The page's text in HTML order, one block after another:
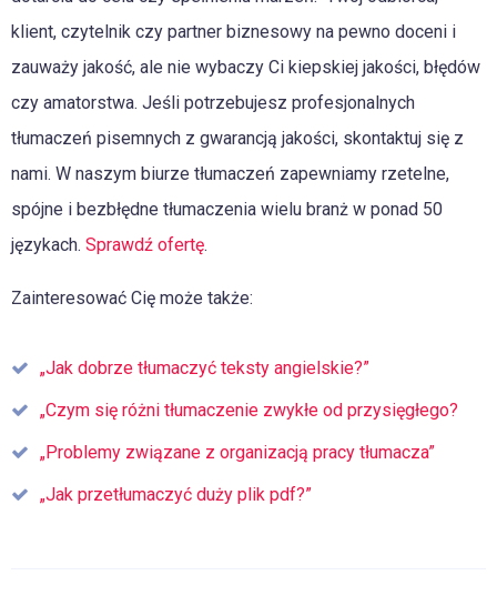
klient, czytelnik czy partner biznesowy na pewno doceni i
zauważy jakość, ale nie wybaczy Ci kiepskiej jakości, błędów
czy amatorstwa. Jeśli potrzebujesz profesjonalnych
tłumaczeń pisemnych z gwarancją jakości, skontaktuj się z
nami. W naszym biurze tłumaczeń zapewniamy rzetelne,
spójne i bezbłędne tłumaczenia wielu branż w ponad 50
językach. Sprawdź ofertę.
Zainteresować Cię może także:
„Jak dobrze tłumaczyć teksty angielskie?”
„Czym się różni tłumaczenie zwykłe od przysięgłego?
„Problemy związane z organizacją pracy tłumacza”
„Jak przetłumaczyć duży plik pdf?”